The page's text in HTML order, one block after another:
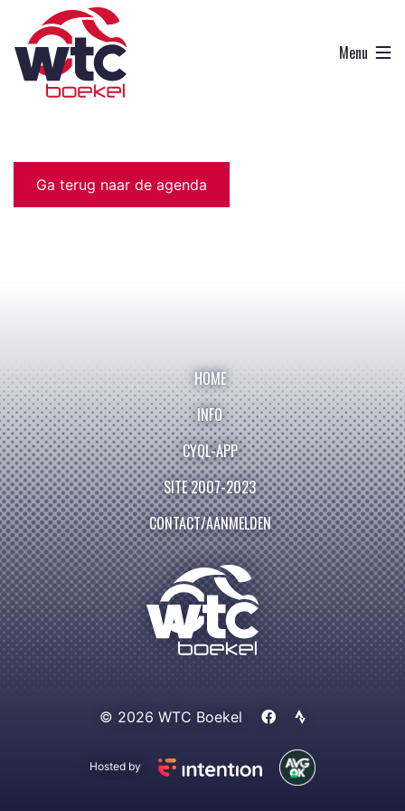
Ga terug naar de agenda
HOME
INFO
CYQL-APP
SITE 2007-2023
CONTACT/AANMELDEN
© 2026 WTC Boekel
Hosted by